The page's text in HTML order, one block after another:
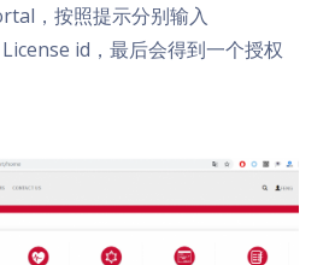
，按照提示分别输入
id，最后会得到一个授权